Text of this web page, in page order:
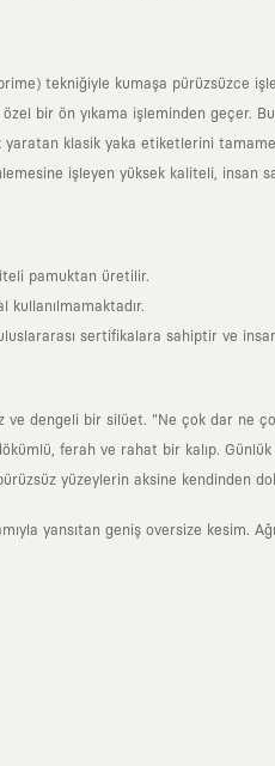
tekniğiyle kumaşa pürüzsüzce
bir ön yıkama işleminden geçer.
yaratan klasik yaka etiketlerini
işleyen yüksek kaliteli, insan
pamuktan üretilir.
kullanılmamaktadır.
sertifikalara sahiptir ve insan
ve dengeli bir silüet. "Ne çok dar ne
ferah ve rahat bir kalıp.
pürüzsüz yüzeylerin aksine
yansıtan geniş oversize kesim.